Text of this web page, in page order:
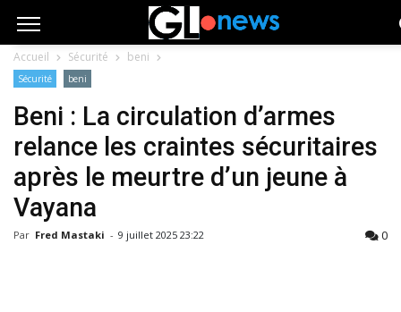
Accueil Sécurité beni
Sécurité beni
Beni : La circulation d’armes
relance les craintes sécuritaires
après le meurtre d’un jeune à
Vayana
Par Fred Mastaki - 9 juillet 2025 23:22 0